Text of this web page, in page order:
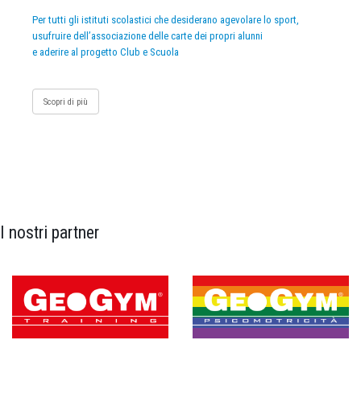
Per tutti gli istituti scolastici che desiderano agevolare lo sport,
usufruire dell’associazione delle carte dei propri alunni
e aderire al progetto Club e Scuola
Scopri di più
I nostri partner